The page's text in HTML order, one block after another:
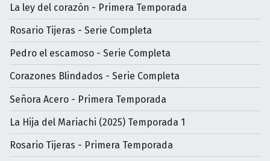
La ley del corazón - Primera Temporada
Rosario Tijeras - Serie Completa
Pedro el escamoso - Serie Completa
Corazones Blindados - Serie Completa
Señora Acero - Primera Temporada
La Hija del Mariachi (2025) Temporada 1
Rosario Tijeras - Primera Temporada